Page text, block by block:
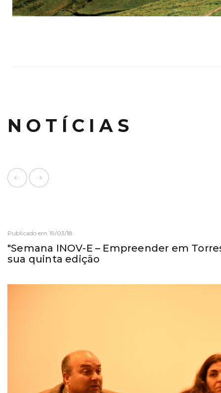
NOTÍCIAS
Publicado em 19/03/18
"Semana INOV-E – Empreender em
sua quinta edição